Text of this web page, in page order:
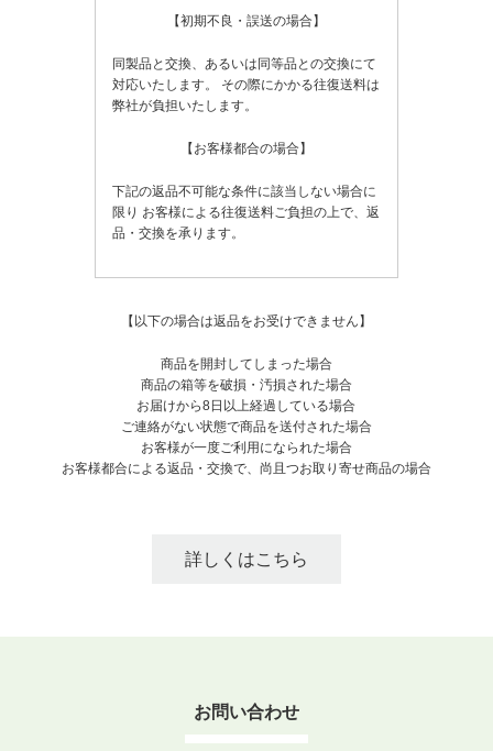
【初期不良・誤送の場合】
同製品と交換、あるいは同等品との交換にて
対応いたします。
その際にかかる往復送料は
弊社が負担いたします。
【お客様都合の場合】
下記の返品不可能な条件に該当しない場合に
限り お客様による往復送料ご負担の上で、返
品・交換を承ります。
【以下の場合は返品をお受けできません】
商品を開封してしまった場合
商品の箱等を破損・汚損された場合
お届けから8日以上経過している場合
ご連絡がない状態で商品を送付された場合
お客様が一度ご利用になられた場合
お客様都合による返品・交換で、尚且つお取り寄せ商品の場合
詳しくはこちら
お問い合わせ